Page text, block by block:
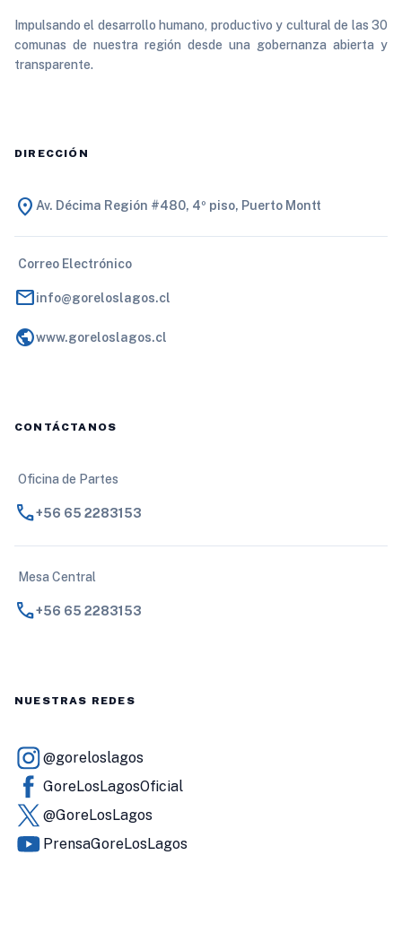
Impulsando el desarrollo humano, productivo y cultural de las 30
comunas de nuestra región desde una gobernanza abierta y
transparente.
DIRECCIÓN
location_on Av. Décima Región #480, 4º piso, Puerto Montt
Correo Electrónico
mailinfo@goreloslagos.cl
publicwww.goreloslagos.cl
CONTÁCTANOS
Oficina de Partes
call+56 65 2283153
Mesa Central
call+56 65 2283153
NUESTRAS REDES
@goreloslagos
GoreLosLagosOficial
@GoreLosLagos
PrensaGoreLosLagos